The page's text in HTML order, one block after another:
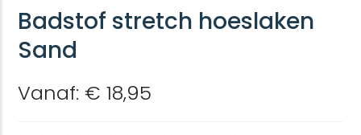
Badstof stretch hoeslaken
Sand
Vanaf: € 18,95